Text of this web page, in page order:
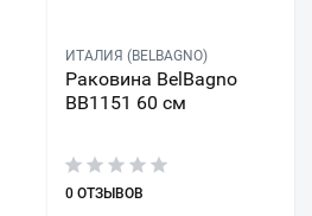
ИТАЛИЯ (BELBAGNO)
Раковина BelBagno
BB1151 60 см
0 ОТЗЫВОВ